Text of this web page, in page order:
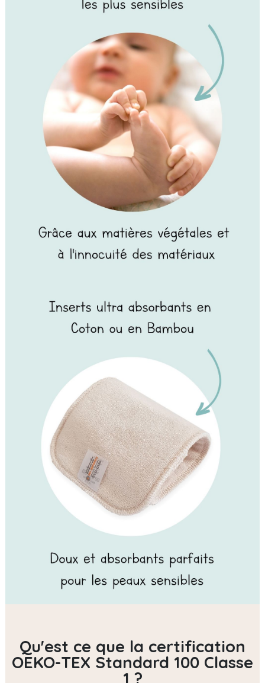
Qu'est ce que la certification
OEKO-TEX Standard 100 Classe
1 ?